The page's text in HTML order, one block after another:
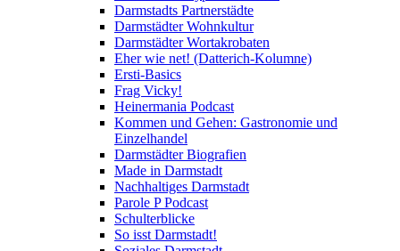
Darmstadts Partnerstädte
Darmstädter Wohnkultur
Darmstädter Wortakrobaten
Eher wie net! (Datterich-Kolumne)
Ersti-Basics
Frag Vicky!
Heinermania Podcast
Kommen und Gehen: Gastronomie und
Einzelhandel
Darmstädter Biografien
Made in Darmstadt
Nachhaltiges Darmstadt
Parole P Podcast
Schulterblicke
So isst Darmstadt!